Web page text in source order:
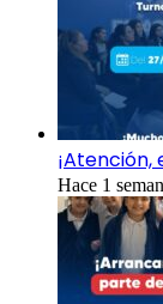
¡Atención,
Hace 1